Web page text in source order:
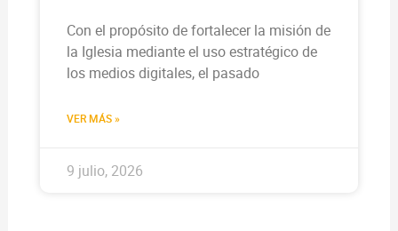
Con el propósito de fortalecer la misión de
la Iglesia mediante el uso estratégico de
los medios digitales, el pasado
VER MÁS »
9 julio, 2026